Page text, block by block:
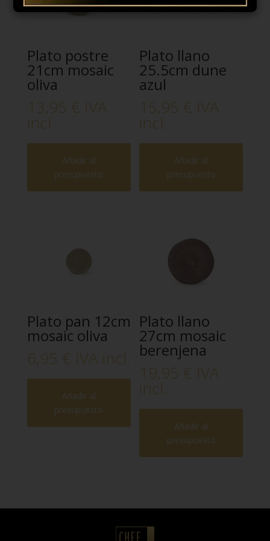
Plato postre
21cm mosaic
oliva
13,95 € IVA
incl.
Añadir al
presupuesto
Plato llano
25.5cm dune
azul
15,95 € IVA
incl.
Añadir al
presupuesto
Plato pan 12cm
mosaic oliva
6,95 € IVA incl.
Añadir al
presupuesto
Plato llano
27cm mosaic
berenjena
19,95 € IVA
incl.
Añadir al
presupuesto